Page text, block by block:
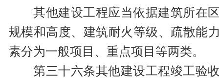
其他建设工程应当依据建筑所在
规模和高度、建筑耐火等级、疏散能
素分为一般项目、重点项目等两类。
第三十六条其他建设工程竣工验